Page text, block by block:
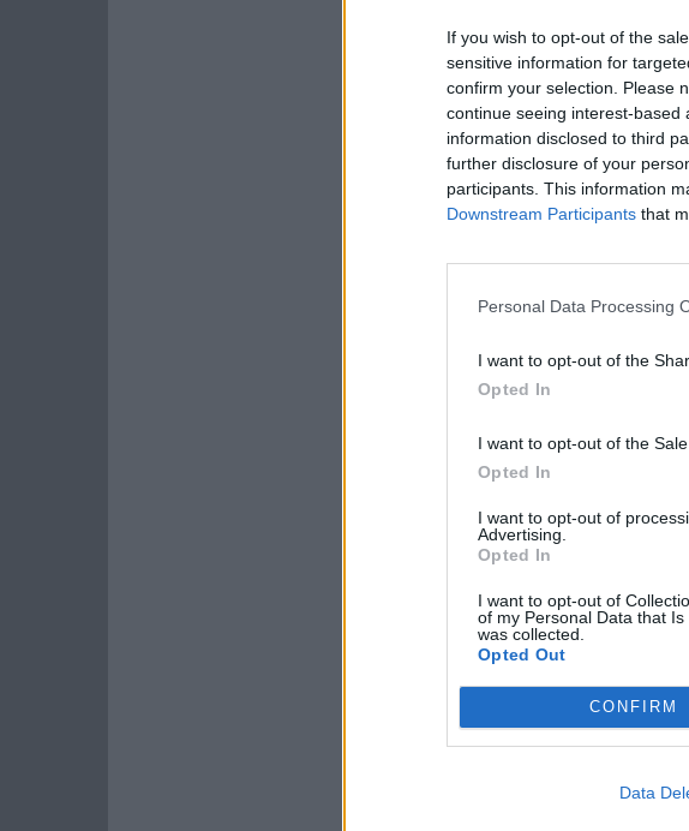
If you wish to opt-out of the
sensitive information for
confirm your selection. Please
continue seeing interest-
information disclosed to third
further disclosure of your
participants. This information
Downstream Participants that
Personal Data Processing
I want to opt-out of the
Opted In
I want to opt-out of the
Opted In
I want to opt-out of
Advertising.
Opted In
I want to opt-out of
of my Personal Data that
was collected.
Opted Out
CONFIRM
Data